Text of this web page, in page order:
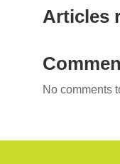
Articles
No comments